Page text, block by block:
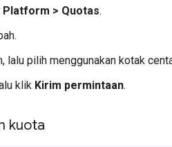
Platform > Quotas.
lalu pilih menggunakan kotak
klik Kirim permintaan.
kuota